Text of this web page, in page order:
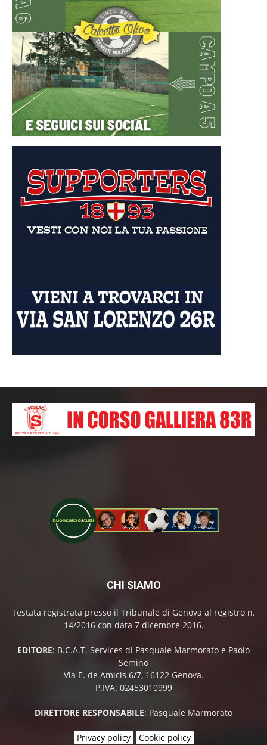
CHI SIAMO
Testata registrata presso il Tribunale di Genova al registro n.
14/2016 con data 7 dicembre 2016.
EDITORE: B.C.A.T. Services di Pasquale Marmorato e Paolo
Semino
Via E. de Amicis 6/7, 16122 Genova.
P.IVA: 02453010999
DIRETTORE RESPONSABILE: Pasquale Marmorato
Privacy policy Cookie policy